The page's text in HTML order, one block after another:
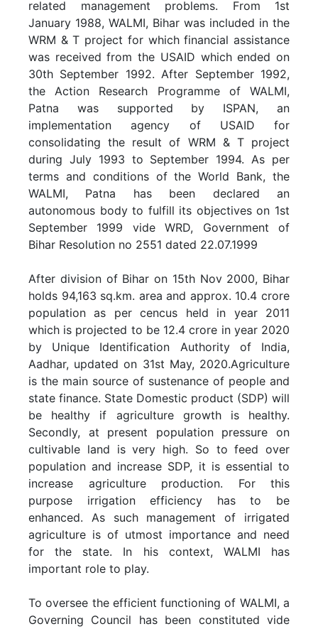
14. जल एवं भूमि प्रबंधन संस्थान फुलवारीशरीफ, पटना में संस्थान भवन,
छात्रावास एवं किसान भवन के संपोषण हेतु अल्पकालीन कोटेशन आमंत्रण सूचना
15. जल एवं भूमि प्रबंधन संस्थान फुलवारीशरीफ, पटना में स्टेशनरी सामग्रियों का
क्रय हेतु कोटेशन आमंत्रण सूचना
Employment
1. Notice for engagement on the post of Professors on
Contract basis in WALMI, Patna.
2. Notice for engagement on the post of Reader on
Contract basis in WALMI, Patna.
Training Activities
Activities Progress Report (2023-2024)
Annual Training Programme 2024-2025
Activities Progress Report (2024-2025)
Annual Training Programme 2025-2026
Activities Progress Report (2025-2026)
Annual Training Programme 2026-2027
Ongoing Training
Upcoming Training
related management problems. From 1st
January 1988, WALMI, Bihar was included in the
WRM & T project for which financial assistance
was received from the USAID which ended on
30th September 1992. After September 1992,
the Action Research Programme of WALMI,
Patna was supported by ISPAN, an
implementation agency of USAID for
consolidating the result of WRM & T project
during July 1993 to September 1994. As per
terms and conditions of the World Bank, the
WALMI, Patna has been declared an
autonomous body to fulfill its objectives on 1st
September 1999 vide WRD, Government of
Bihar Resolution no 2551 dated 22.07.1999
After division of Bihar on 15th Nov 2000, Bihar
holds 94,163 sq.km. area and approx. 10.4 crore
population as per cencus held in year 2011
which is projected to be 12.4 crore in year 2020
by Unique Identification Authority of India,
Aadhar, updated on 31st May, 2020.Agriculture
is the main source of sustenance of people and
state finance. State Domestic product (SDP) will
be healthy if agriculture growth is healthy.
Secondly, at present population pressure on
cultivable land is very high. So to feed over
population and increase SDP, it is essential to
increase agriculture production. For this
purpose irrigation efficiency has to be
enhanced. As such management of irrigated
agriculture is of utmost importance and need
for the state. In his context, WALMI has
important role to play.
To oversee the efficient functioning of WALMI, a
Governing Council has been constituted vide
Training
Induction Course for Newly
Appointed Junior Engineers (On
Campus Training) WRD, Govt. of
Bihar. (Per...
Training
Internship Programme for the student
of B.D. College,Patna.
(Period:-03.11.2025 to 21.11.2025)...